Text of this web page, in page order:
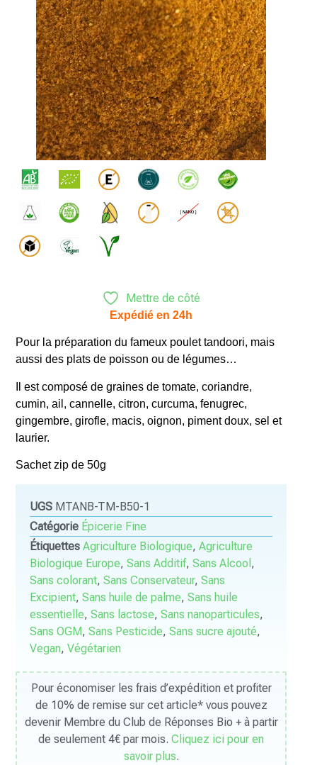
Mettre de côté
Expédié en 24h
Pour la préparation du fameux poulet tandoori, mais
aussi des plats de poisson ou de légumes…
Il est composé de graines de tomate, coriandre,
cumin, ail, cannelle, citron, curcuma, fenugrec,
gingembre, girofle, macis, oignon, piment doux, sel et
laurier.
Sachet zip de 50g
UGS MTANB-TM-B50-1
Catégorie Épicerie Fine
Étiquettes Agriculture Biologique,Agriculture
Biologique Europe,Sans Additif,Sans Alcool ,
Sans colorant,Sans Conservateur,Sans
Excipient,Sans huile de palme,Sans huile
essentielle,Sans lactose,Sans nanoparticules,
Sans OGM,Sans Pesticide,Sans sucre ajouté,
Vegan,Végétarien
Pour économiser les frais d’expédition et profiter
de 10% de remise sur cet article* vous pouvez
devenir Membre du Club de Réponses Bio + à partir
de seulement 4€ par mois.Cliquez ici pour en
savoir plus.